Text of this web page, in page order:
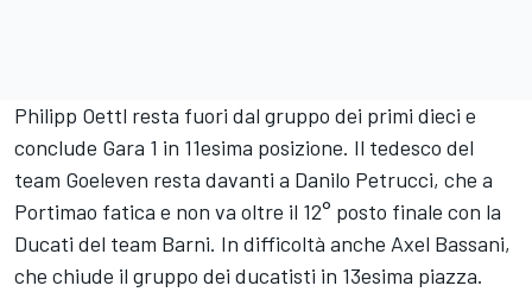
Philipp Oettl resta fuori dal gruppo dei primi dieci e
conclude Gara 1 in 11esima posizione. Il tedesco del
team Goeleven resta davanti a Danilo Petrucci, che a
Portimao fatica e non va oltre il 12° posto finale con la
Ducati del team Barni. In difficoltà anche Axel Bassani,
che chiude il gruppo dei ducatisti in 13esima piazza.